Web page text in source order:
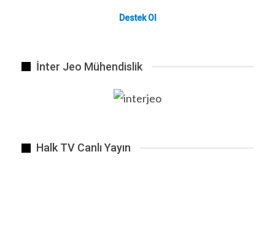
Destek Ol
İnter Jeo Mühendislik
Halk TV Canlı Yayın